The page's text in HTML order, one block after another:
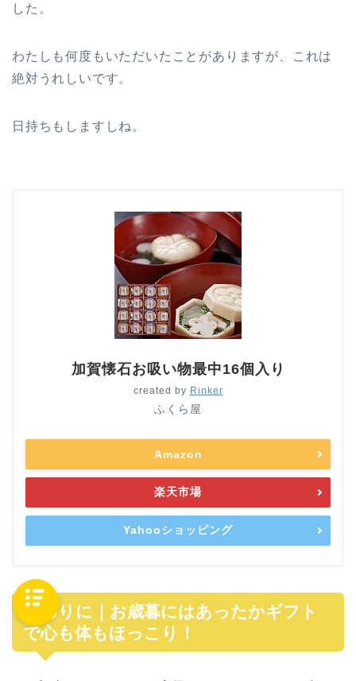
した。
わたしも何度もいただいたことがありますが、これは
絶対うれしいです。
日持ちもしますしね。
加賀懐石お吸い物最中16個入り
created by Rinker
ふくら屋
Amazon
楽天市場
Yahooショッピング
おわりに｜お歳暮にはあったかギフト
で心も体もほっこり！